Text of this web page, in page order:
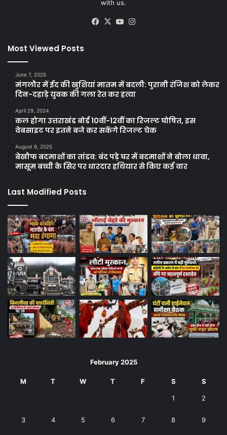
with us.
Facebook
X YouTube
Most Viewed Posts
June 7, 2025
मंगलौर में ईद की खुशियां मातम में बदली: पुरानी रंजिश को लेकर
दिन-दहाड़े युवक की गला रेत कर हत्या
April 29, 2024
कल होगा उत्तराखंड बोर्ड 10वीं-12वीं का रिजल्ट घोषित, इस
वेबसाइट पर इतने बजे कर सकेंगे रिजल्ट चेक
August 6, 2025
बेखौफ बदमाशों का तांडव: बंद पड़े घर में बदमाशों ने बोला धावा,
मासूम बच्ची के सिर पर धारदार हथियार से किए कई वार
Last Modified Posts
February 2025
M T W T F S S
1 2
3 4 5 6 7 8 9